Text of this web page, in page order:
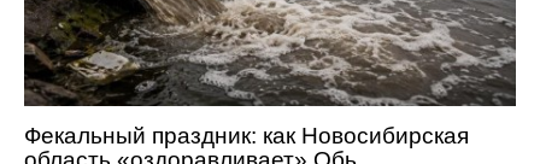
Фекальный праздник: как Новосибирская